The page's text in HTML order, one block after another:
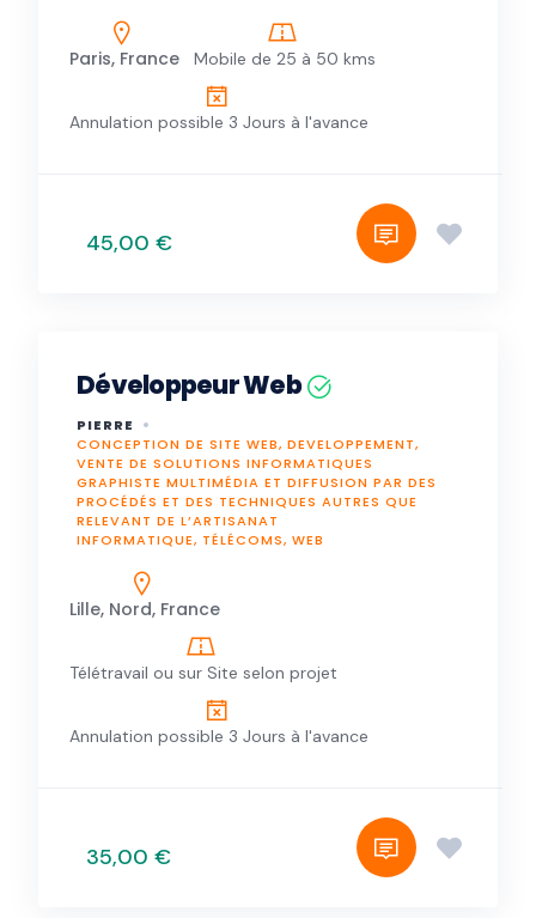
Paris, France Mobile de 25 à 50 kms
Annulation possible 3 Jours à l'avance
45,00 €
Développeur Web
PIERRE
CONCEPTION DE SITE WEB, DEVELOPPEMENT,
VENTE DE SOLUTIONS INFORMATIQUES
GRAPHISTE MULTIMÉDIA ET DIFFUSION PAR DES
PROCÉDÉS ET DES TECHNIQUES AUTRES QUE
RELEVANT DE L’ARTISANAT
INFORMATIQUE, TÉLÉCOMS, WEB
Lille, Nord, France
Télétravail ou sur Site selon projet
Annulation possible 3 Jours à l'avance
35,00 €